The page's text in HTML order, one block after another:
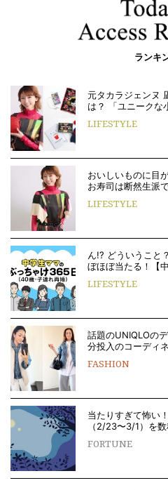
ランキ
元タカラジェンヌ
は？ 「ユニークな
LIFESTYLE
おいしいものに目
お寿司は断然生派
LIFESTYLE
ん!? どういうこと
ぼほぼ当たる！【
LIFESTYLE
話題のUNIQLOの
分投入のコーディ
FASHION
当たりすぎて怖い
（2/23〜3/1）を
FORTUNE